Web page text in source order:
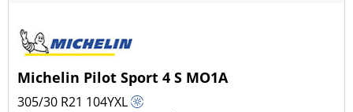
Michelin Pilot Sport 4 S MO1A
305/30 R21 104YXL